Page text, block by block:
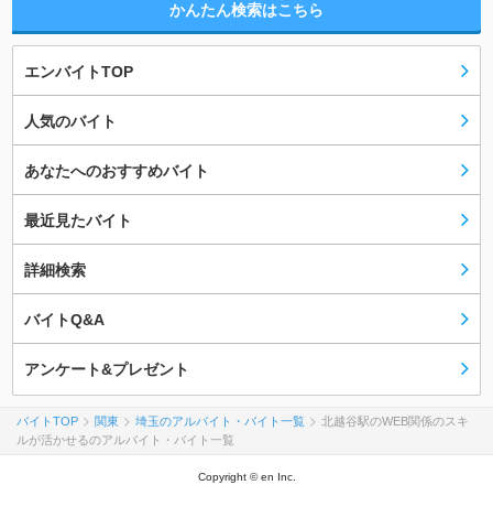
かんたん検索はこちら
エンバイトTOP
人気のバイト
あなたへのおすすめバイト
最近見たバイト
詳細検索
バイトQ&A
アンケート&プレゼント
バイトTOP 関東 埼玉のアルバイト・バイト一覧
北越谷駅のWEB関係のスキ
ルが活かせるのアルバイト・バイト一覧
Copyright © en Inc.